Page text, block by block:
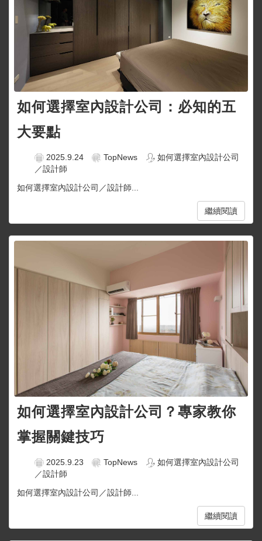
如何選擇室內設計公司：必知的五
大要點
2025.9.24 TopNews
如何選擇室內設計公司
／設計師
如何選擇室內設計公司／設計師...
繼續閱讀
如何選擇室內設計公司？專家教你
掌握關鍵技巧
2025.9.23 TopNews
如何選擇室內設計公司
／設計師
如何選擇室內設計公司／設計師...
繼續閱讀